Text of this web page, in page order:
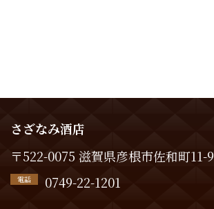
さざなみ酒店
〒522-0075 滋賀県彦根市佐和町11-9
電話 0749-22-1201